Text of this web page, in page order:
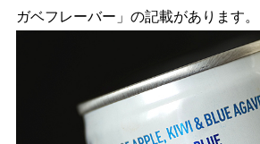
ガベフレーバー」の記載があります。